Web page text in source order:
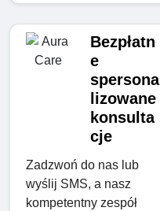
Bezpłatn
e
spersona
lizowane
konsulta
cje
Zadzwoń do nas lub
wyślij SMS, a nasz
kompetentny zespół